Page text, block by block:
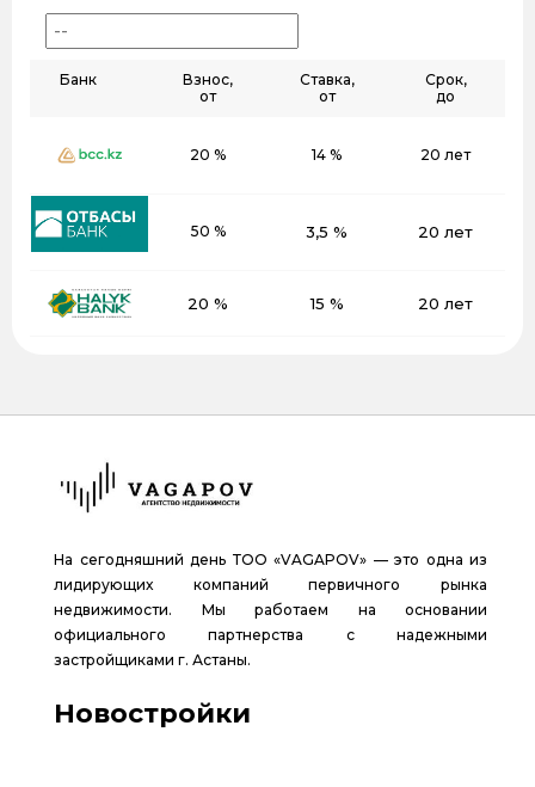
Банк
Взнос,
от
Ставка,
от
Срок,
до
20 % 14 % 20 лет
50 % 3,5 % 20 лет
20 % 15 % 20 лет
На сегодняшний день ТОО «VAGAPOV» — это одна из
лидирующих компаний первичного рынка
недвижимости. Мы работаем на основании
официального партнерства с надежными
застройщиками г. Астаны.
Новостройки